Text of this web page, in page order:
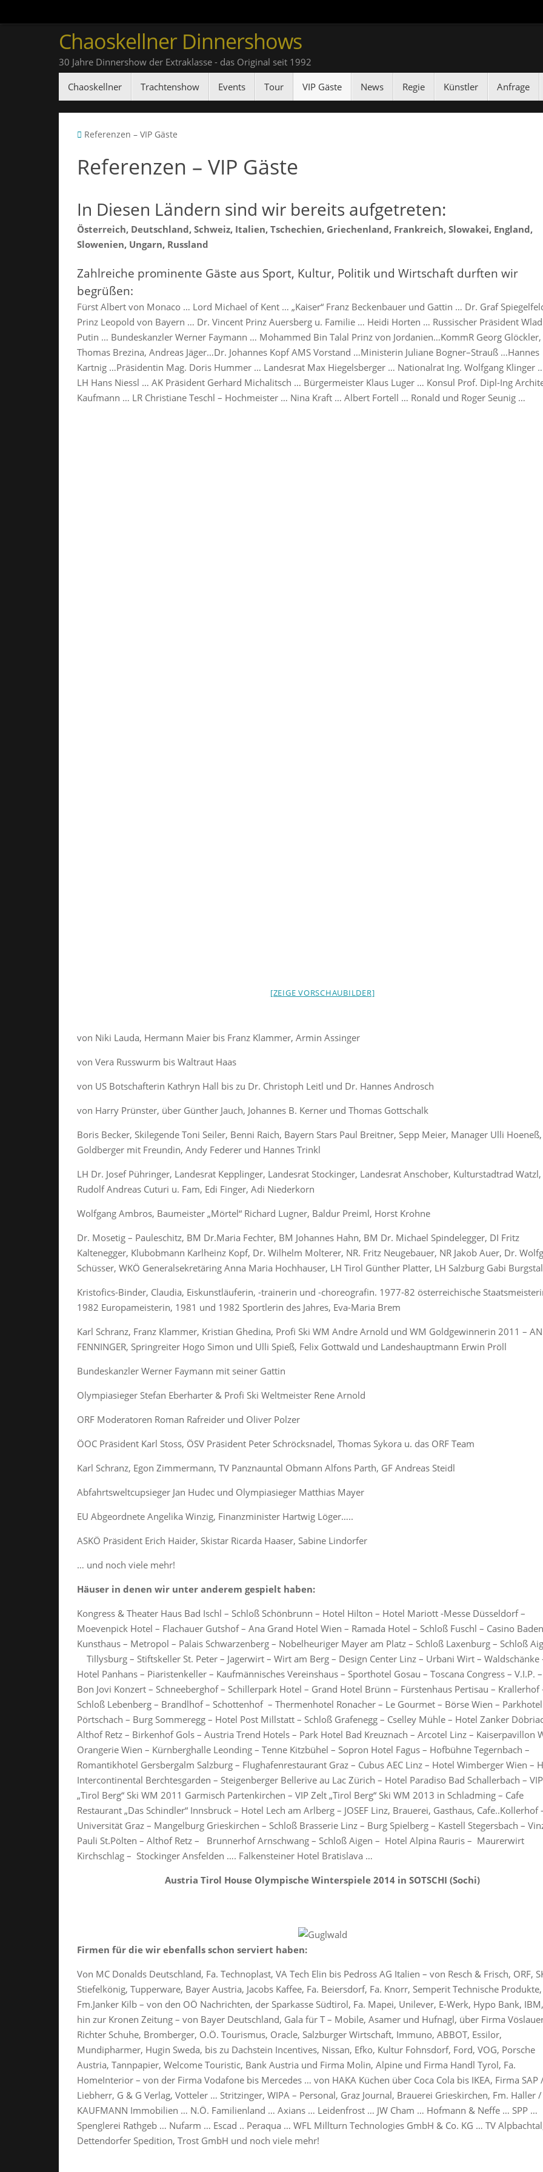
Inhalt
Chaoskellner Dinnershows
30 Jahre Dinnershow der Extraklasse - das Original seit 1992
Inhalt
springen
Chaoskellner Trachtenshow Events Tour VIP Gäste News Regie Künstler Anfrage
Start
Referenzen – VIP Gäste
Referenzen – VIP Gäste
In Diesen Ländern sind wir bereits aufgetreten:
Österreich, Deutschland, Schweiz, Italien, Tschechien, Griechenland, Frankreich, Slowakei, England,
Slowenien, Ungarn, Russland
Zahlreiche prominente Gäste aus Sport, Kultur, Politik und Wirtschaft durften wir
begrüßen:
Fürst Albert von Monaco … Lord Michael of Kent … „Kaiser“ Franz Beckenbauer und Gattin … Dr. Graf
Prinz Leopold von Bayern … Dr. Vincent Prinz Auersberg u. Familie … Heidi Horten … Russischer Präsident
Putin … Bundeskanzler Werner Faymann … Mohammed Bin Talal Prinz von Jordanien…KommR Georg Glöckler,
Thomas Brezina, Andreas Jäger…Dr. Johannes Kopf AMS Vorstand …Ministerin Juliane Bogner–Strauß …Hannes
Kartnig …Präsidentin Mag. Doris Hummer … Landesrat Max Hiegelsberger … Nationalrat Ing. Wolfgang Klinger
LH Hans Niessl … AK Präsident Gerhard Michalitsch … Bürgermeister Klaus Luger … Konsul Prof. Dipl-Ing
Kaufmann … LR Christiane Teschl – Hochmeister … Nina Kraft … Albert Fortell … Ronald und Roger Seunig …
[ZEIGE VORSCHAUBILDER]
von Niki Lauda, Hermann Maier bis Franz Klammer, Armin Assinger
von Vera Russwurm bis Waltraut Haas
von US Botschafterin Kathryn Hall bis zu Dr. Christoph Leitl und Dr. Hannes Androsch
von Harry Prünster, über Günther Jauch, Johannes B. Kerner und Thomas Gottschalk
Boris Becker, Skilegende Toni Seiler, Benni Raich, Bayern Stars Paul Breitner, Sepp Meier, Manager Ulli
Goldberger mit Freundin, Andy Federer und Hannes Trinkl
LH Dr. Josef Pühringer, Landesrat Kepplinger, Landesrat Stockinger, Landesrat Anschober, Kulturstadtrad Watzl,
Rudolf Andreas Cuturi u. Fam, Edi Finger, Adi Niederkorn
Wolfgang Ambros, Baumeister „Mörtel“ Richard Lugner, Baldur Preiml, Horst Krohne
Dr. Mosetig – Pauleschitz, BM Dr.Maria Fechter, BM Johannes Hahn, BM Dr. Michael Spindelegger, DI Fritz
Kaltenegger, Klubobmann Karlheinz Kopf, Dr. Wilhelm Molterer, NR. Fritz Neugebauer, NR Jakob Auer, Dr.
Schüsser, WKÖ Generalsekretäring Anna Maria Hochhauser, LH Tirol Günther Platter, LH Salzburg Gabi
Kristofics-Binder, Claudia, Eiskunstläuferin, -trainerin und -choreografin. 1977-82 österreichische
1982 Europameisterin, 1981 und 1982 Sportlerin des Jahres, Eva-Maria Brem
Karl Schranz, Franz Klammer, Kristian Ghedina, Profi Ski WM Andre Arnold und WM Goldgewinnerin 2011 –
FENNINGER, Springreiter Hogo Simon und Ulli Spieß, Felix Gottwald und Landeshauptmann Erwin Pröll
Bundeskanzler Werner Faymann mit seiner Gattin
Olympiasieger Stefan Eberharter & Profi Ski Weltmeister Rene Arnold
ORF Moderatoren Roman Rafreider und Oliver Polzer
ÖOC Präsident Karl Stoss, ÖSV Präsident Peter Schröcksnadel, Thomas Sykora u. das ORF Team
Karl Schranz, Egon Zimmermann, TV Panznauntal Obmann Alfons Parth, GF Andreas Steidl
Abfahrtsweltcupsieger Jan Hudec und Olympiasieger Matthias Mayer
EU Abgeordnete Angelika Winzig, Finanzminister Hartwig Löger…..
ASKÖ Präsident Erich Haider, Skistar Ricarda Haaser, Sabine Lindorfer
… und noch viele mehr!
Häuser in denen wir unter anderem gespielt haben:
Kongress & Theater Haus Bad Ischl – Schloß Schönbrunn – Hotel Hilton – Hotel Mariott -Messe Düsseldorf –
Moevenpick Hotel – Flachauer Gutshof – Ana Grand Hotel Wien – Ramada Hotel – Schloß Fuschl – Casino
Kunsthaus – Metropol – Palais Schwarzenberg – Nobelheuriger Mayer am Platz – Schloß Laxenburg – Schloß
Tillysburg – Stiftskeller St. Peter – Jagerwirt – Wirt am Berg – Design Center Linz – Urbani Wirt – Waldschänke
Hotel Panhans – Piaristenkeller – Kaufmännisches Vereinshaus – Sporthotel Gosau – Toscana Congress – V.I.P.
Bon Jovi Konzert – Schneeberghof – Schillerpark Hotel – Grand Hotel Brünn – Fürstenhaus Pertisau – Krallerhof
Schloß Lebenberg – Brandlhof – Schottenhof – Thermenhotel Ronacher – Le Gourmet – Börse Wien – Parkhotel
Pörtschach – Burg Sommeregg – Hotel Post Millstatt – Schloß Grafenegg – Cselley Mühle – Hotel Zanker
Althof Retz – Birkenhof Gols – Austria Trend Hotels – Park Hotel Bad Kreuznach – Arcotel Linz – Kaiserpavillon
Orangerie Wien – Kürnberghalle Leonding – Tenne Kitzbühel – Sopron Hotel Fagus – Hofbühne Tegernbach –
Romantikhotel Gersbergalm Salzburg – Flughafenrestaurant Graz – Cubus AEC Linz – Hotel Wimberger Wien –
Intercontinental Berchtesgarden – Steigenberger Bellerive au Lac Zürich – Hotel Paradiso Bad Schallerbach –
„Tirol Berg“ Ski WM 2011 Garmisch Partenkirchen – VIP Zelt „Tirol Berg“ Ski WM 2013 in Schladming – Cafe
Restaurant „Das Schindler“ Innsbruck – Hotel Lech am Arlberg – JOSEF Linz, Brauerei, Gasthaus, Cafe..Kollerhof
Universität Graz – Mangelburg Grieskirchen – Schloß Brasserie Linz – Burg Spielberg – Kastell Stegersbach –
Pauli St.Pölten – Althof Retz – Brunnerhof Arnschwang – Schloß Aigen – Hotel Alpina Rauris – Maurerwirt
Kirchschlag – Stockinger Ansfelden …. Falkensteiner Hotel Bratislava …
Austria Tirol House Olympische Winterspiele 2014 in SOTSCHI (Sochi)
Firmen für die wir ebenfalls schon serviert haben:
Von MC Donalds Deutschland, Fa. Technoplast, VA Tech Elin bis Pedross AG Italien – von Resch & Frisch, ORF,
Stiefelkönig, Tupperware, Bayer Austria, Jacobs Kaffee, Fa. Beiersdorf, Fa. Knorr, Semperit Technische Produkte,
Fm.Janker Kilb – von den OÖ Nachrichten, der Sparkasse Südtirol, Fa. Mapei, Unilever, E-Werk, Hypo Bank,
hin zur Kronen Zeitung – von Bayer Deutschland, Gala für T – Mobile, Asamer und Hufnagl, über Firma
Richter Schuhe, Bromberger, O.Ö. Tourismus, Oracle, Salzburger Wirtschaft, Immuno, ABBOT, Essilor,
Mundipharmer, Hugin Sweda, bis zu Dachstein Incentives, Nissan, Efko, Kultur Fohnsdorf, Ford, VOG, Porsche
Austria, Tannpapier, Welcome Touristic, Bank Austria und Firma Molin, Alpine und Firma Handl Tyrol, Fa.
HomeInterior – von der Firma Vodafone bis Mercedes … von HAKA Küchen über Coca Cola bis IKEA, Firma SAP
Liebherr, G & G Verlag, Votteler … Stritzinger, WIPA – Personal, Graz Journal, Brauerei Grieskirchen, Fm. Haller /
KAUFMANN Immobilien … N.Ö. Familienland … Axians … Leidenfrost … JW Cham … Hofmann & Neffe … SPP …
Spenglerei Rathgeb … Nufarm … Escad .. Peraqua … WFL Millturn Technologies GmbH & Co. KG … TV
Dettendorfer Spedition, Trost GmbH und noch viele mehr!